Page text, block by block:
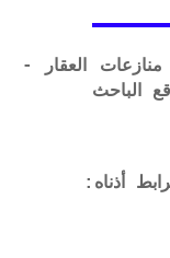
عقارية - العدد 03 - منازعات العقار -
الباحث